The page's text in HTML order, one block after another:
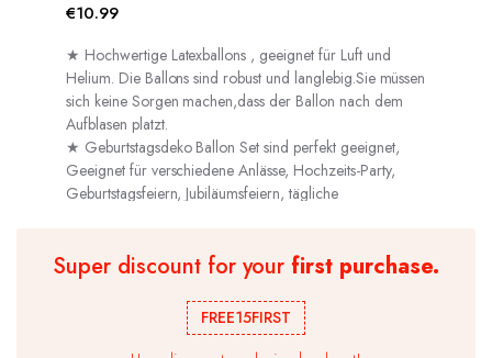
€10.99
★ Hochwertige Latexballons , geeignet für Luft und
Helium. Die Ballons sind robust und langlebig.Sie müssen
sich keine Sorgen machen,dass der Ballon nach dem
Aufblasen platzt.
★ Geburtstagsdeko Ballon Set sind perfekt geeignet,
Geeignet für verschiedene Anlässe, Hochzeits-Party,
Geburtstagsfeiern, Jubiläumsfeiern, tägliche
Super discount for yourfirst purchase.
FREE15FIRST